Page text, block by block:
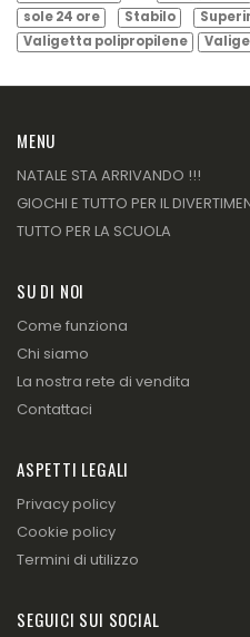
sole 24 ore
Stabilo
Valigetta polipropilene
MENU
NATALE STA ARRIVANDO !!!
GIOCHI E TUTTO PER IL
TUTTO PER LA SCUOLA
SU DI NOI
Come funziona
Chi siamo
La nostra rete di vendita
Contattaci
ASPETTI LEGALI
Privacy policy
Cookie policy
Termini di utilizzo
SEGUICI SUI SOCIAL